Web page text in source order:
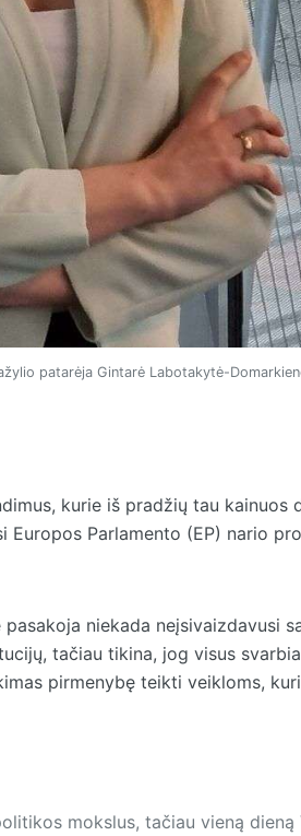
patarėja Gintarė Labotakytė-
kurie iš pradžių tau kainuos
Europos Parlamento (EP) nario
niekada neįsivaizdavusi
tačiau tikina, jog visus
pirmenybę teikti veikloms,
mokslus, tačiau vieną dieną